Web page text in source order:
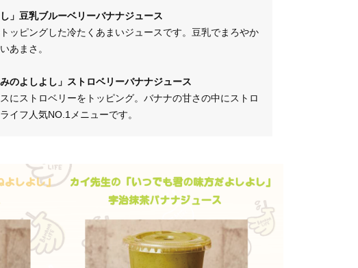
」豆乳ブルーベリーバナナジュース
ッピングした冷たくあまいジュースです。豆乳でまろやか
あまさ。
のよしよし」ストロベリーバナナジュース
にストロベリーをトッピング。バナナの甘さの中にストロ
イフ人気NO.1メニューです。